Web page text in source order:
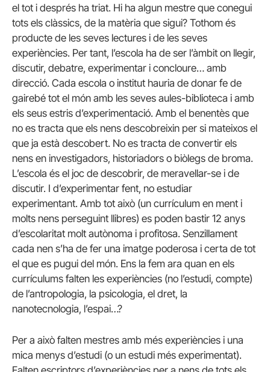
el tot i després ha triat. Hi ha algun mestre que conegui
tots els clàssics, de la matèria que sigui? Tothom és
producte de les seves lectures i de les seves
experiències. Per tant, l’escola ha de ser l’àmbit on llegir,
discutir, debatre, experimentar i concloure… amb
direcció. Cada escola o institut hauria de donar fe de
gairebé tot el món amb les seves aules-biblioteca i amb
els seus estris d’experimentació. Amb el benentès que
no es tracta que els nens descobreixin per si mateixos el
que ja està descobert. No es tracta de convertir els
nens en investigadors, historiadors o biòlegs de broma.
L’escola és el joc de descobrir, de meravellar-se i de
discutir. I d’experimentar fent, no estudiar
experimentant. Amb tot això (un currículum en ment i
molts nens perseguint llibres) es poden bastir 12 anys
d’escolaritat molt autònoma i profitosa. Senzillament
cada nen s’ha de fer una imatge poderosa i certa de tot
el que es pugui del món. Ens la fem ara quan en els
currículums falten les experiències (no l’estudi, compte)
de l’antropologia, la psicologia, el dret, la
nanotecnologia, l’espai…?
Per a això falten mestres amb més experiències i una
mica menys d’estudi (o un estudi més experimentat).